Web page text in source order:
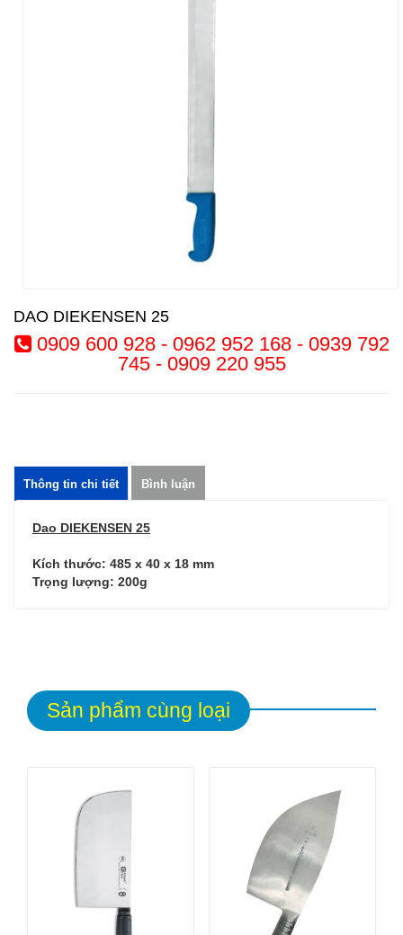
DAO DIEKENSEN 25
0909 600 928 - 0962 952 168 - 0939 792
745 - 0909 220 955
Thông tin chi tiết Bình luận
Dao DIEKENSEN 25
Kích thước: 485 x 40 x 18 mm
Trọng lượng: 200g
Sản phẩm cùng loại